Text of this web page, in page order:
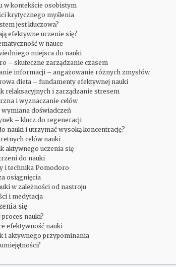
w kontekście osobistym
krytycznego myślenia
jest kluczowa?
efektywne uczenie się?
w nauce
miejsca do nauki
– skuteczne zarządzanie czasem
informacji – angażowanie różnych zmysłów
dieta – fundamenty efektywnej nauki
relaksacyjnych i zarządzanie stresem
i wyznaczanie celów
wymiana doświadczeń
– klucz do regeneracji
nauki i utrzymać wysoką koncentrację?
celów nauki
aktywnego uczenia się
do nauki
i technika Pomodoro
osiągnięcia
w zależności od nastroju
i medytacja
się
proces nauki?
efektywność nauki
i aktywnego przypominania